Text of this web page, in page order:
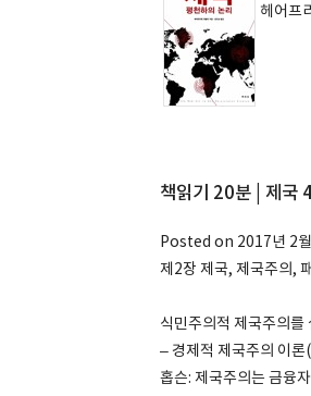
헤어프
책읽기 20분 | 제국
Posted on 2017년 2
제2장 제국, 제국주의,
식민주의적 제국주의를
– 경제적 제국주의 이
홉슨: 제국주의는 금융